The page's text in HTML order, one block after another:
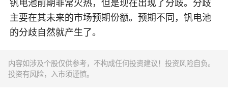
钒电池前期非常火热，但是现在出现了分歧。分歧
主要在其未来的市场预期份额。预期不同，钒电池
的分歧自然就产生了。
内容如涉及个股仅供参考，不构成任何投资建议！投资风险自负。
投资有风险，入市须谨慎。